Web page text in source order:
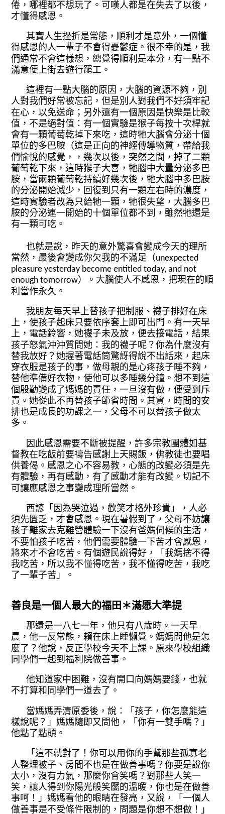
倦，哪裡都不想玩了。可嘆人都是在失去了以後，
才懂得感恩。
其實人生挫折是常態，順利才是意外 ，一個懂
得感恩的人一輩子不會得憂鬱症 。很不幸的是，我
們通常不會這樣想，總覺得順利是本分，有一點不
滿意便上街去遊行罷工。
這裡有一點大腦的原因，大腦的資源不夠，別
人對我們好常被忘記，但是別人對我們不好須牢記
在心，以免送命；另外還有一個原因是快樂是比較
值，不是絕對值：有一個實驗是猴子每按十次桿就
會有一顆葡萄乾掉下來吃，這時牠大腦會分泌十個
單位的多巴胺（這是正向的神經傳導物質，帶給我
們愉悅的感覺，，幾次以後 ，突然之間，掉了二顆
葡萄乾下來，這時猴子大喜，牠腦中大量分泌多巴
胺，當兩顆葡萄乾持續好幾次後，牠大腦中多巴胺
的分泌開始減少，回復到只有一顆左右時的濃度，
這時實驗者改為只給牠一顆，牠很失望，大腦多巴
胺的分泌連一開始的十個單位都不到，雖然牠還是
有一顆可吃。
也就是說，昨天的意外驚喜會變成今天的理所
當然，最後會變成你欠我的不滿足（unexpected
pleasure yesterday become entitled today, and not
enough tomorrow）。大腦使人不感恩，把現在的順
利當作永久。
我朋友每天早上替孩子把制服、襪子排好在床
上，使孩子起床只要依序套上即可出門。有一天早
上，電話鈴響，她襪子未及放，便去接電話，結果
孩子怒氣沖沖質問她：我的襪子呢？你為什麼沒有
替我放好？她握著電話筒驚訝得說不出話來，起床
穿衣服是孩子的事，做母親的是心疼孩子睡不夠，
替他準備好衣物，使他可以多睡幾分鐘。想不到這
個殷勤變成了媽媽的責任，一旦沒有做，便受到斥
責。她從此不再替孩子節省時間。其實，時間的安
排也是成長的功課之一，父母不可以替孩子做太
多。
因此感恩需要不斷被提醒，許多宗教團體如基
督教在吃飯前要禱告感謝上天賜飯，佛教徒也要唱
供養偈。感恩之心不容易教，心態的改變必須是先
有體驗，再有感動，有了感動才能有改變。切記不
可讓應感恩之事變成理所當然。
西諺「因為哭泣過，歡笑才格外珍貴 」，人必
須先匱乏，才會感恩。現在暑假到了，父母不妨讓
孩子離家去克難營體驗一下沒有爸媽伺候的生活，
不要怕孩子吃苦，他們需要體驗一下苦才會感恩，
將來才不會吃苦。有個遊民說得好，「我媽捨不得
我吃苦，所以我不懂得吃苦，我不懂得吃苦，我吃
了一輩子苦」。
善良是一個人最大的福田＊滿愿大準提
那還是一八七一年，他只有八歲時。一天早
晨，他一反常態，賴在床上睡懶覺 。媽媽問他是怎
麼了？他說，反正學校今天不上課。原來學校組織
同學們一起到福利院做善事。
他知道家中困難，沒有開口向媽媽要錢，也就
不打算和同學們一道去了。
當媽媽弄清原委後，說：「孩子，你怎麼能這
樣說呢？」媽媽隨即又問他，「你有一雙手嗎？」
他點了點頭。
「這不就對了！你可以用你的手幫那些孤寡老
人整理被子、房間不也是在做善事嗎？你要是說你
太小，沒有力氣，那麼你會笑嗎？對那些人笑一
笑，讓人得到你陽光般笑靨的溫暖，你也是在做善
事呵！ 」媽媽看他的眼睛在發亮，又說，「一個人
做善事是不受條件限制的，問題是你想不想做！」